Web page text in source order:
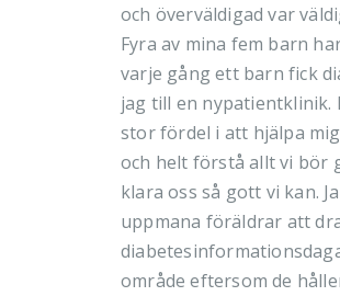
och överväldigad var
Fyra av mina fem barn
varje gång ett barn fick
jag till en nypatientklinik.
stor fördel i att hjälpa
och helt förstå allt vi bör
klara oss så gott vi kan.
uppmana föräldrar att
område eftersom de